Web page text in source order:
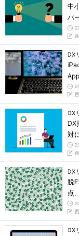
中
パ
DX
DX
DX
対
DX
脱
点
DX